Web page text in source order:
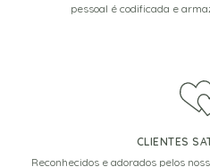
pessoal é codificada e
CLIENTES
Reconhecidos e adorados pelos